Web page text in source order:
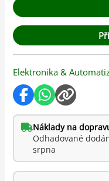
Elektronika &
Náklady na
Odhadované
srpna